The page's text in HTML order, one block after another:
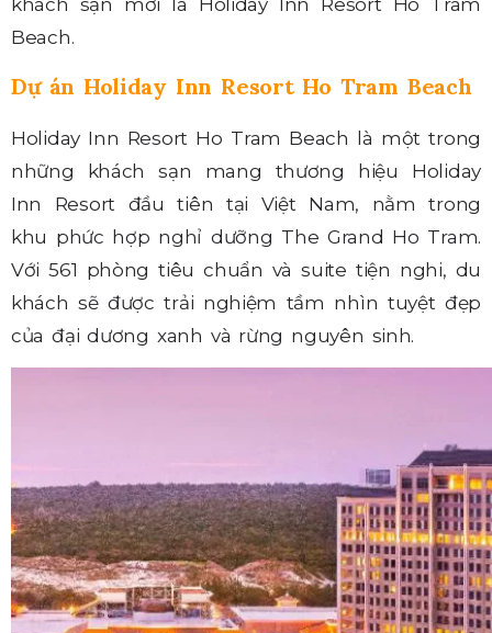
Beach.
Dự án Holiday Inn Resort Ho Tram Beach
Holiday Inn Resort Ho Tram Beach là một trong
những khách sạn mang thương hiệu Holiday
Inn Resort đầu tiên tại Việt Nam, nằm trong
khu phức hợp nghỉ dưỡng The Grand Ho Tram.
Với 561 phòng tiêu chuẩn và suite tiện nghi, du
khách sẽ được trải nghiệm tầm nhìn tuyệt đẹp
của đại dương xanh và rừng nguyên sinh.